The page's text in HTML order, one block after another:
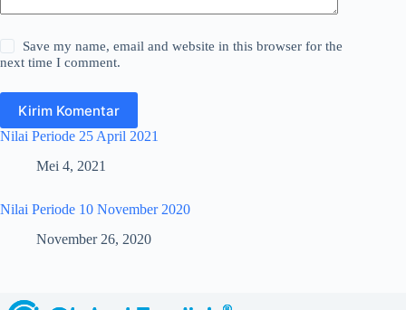
Save my name, email and website in this browser for the
next time I comment.
Kirim Komentar
Nilai Periode 25 April 2021
Mei 4, 2021
Nilai Periode 10 November 2020
November 26, 2020